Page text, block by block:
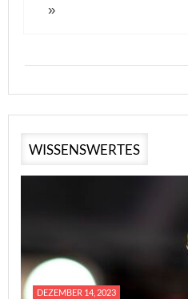
»
WISSENSWERTES
DEZEMBER 14, 2023